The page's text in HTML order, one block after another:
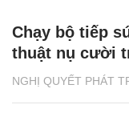
NGHỊ QUYẾT PHÁT
Chạy bộ tiếp
thuật nụ cười